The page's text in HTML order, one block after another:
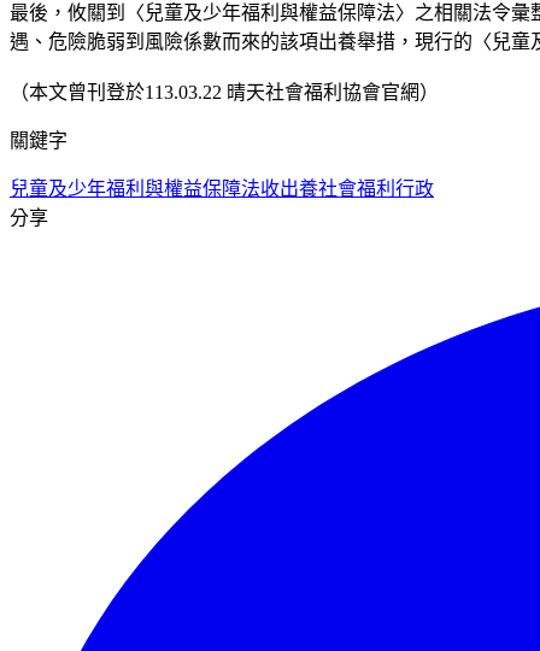
最後，攸關到〈兒童及少年福利與權益保障法〉之相關法令
遇、危險脆弱到風險係數而來的該項出養舉措，現行的〈兒
（本文曾刊登於113.03.22 晴天社會福利協會官網）
關鍵字
兒童及少年福利與權益保障法收出養社會福利行政
分享